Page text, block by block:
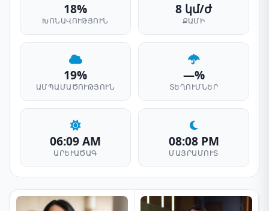
18%
ԽՈՆԱՎՈՒԹՅՈՒՆ
8 կմ/ժ
ՔԱՄԻ
19%
ԱՄՊԱՄԱԾՈՒԹՅՈՒՆ
—%
ՏԵՂՈՒՄՆԵՐ
06:09 AM
ԱՐԵՒԱԾԱԳ
08:08 PM
ՄԱՅՐԱՄՈՒՏ